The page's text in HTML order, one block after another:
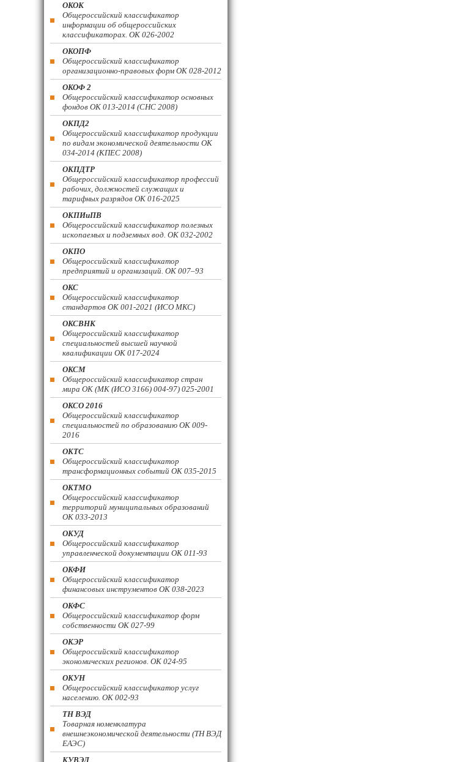
ОКОК
Общероссийский классификатор
информации об общероссийских
классификаторах. ОК 026-2002
ОКОПФ
Общероссийский классификатор
организационно-правовых форм ОК 028-2012
ОКОФ 2
Общероссийский классификатор основных
фондов ОК 013-2014 (СНС 2008)
ОКПД2
Общероссийский классификатор продукции
по видам экономической деятельности ОК
034-2014 (КПЕС 2008)
ОКПДТР
Общероссийский классификатор профессий
рабочих, должностей служащих и
тарифных разрядов ОК 016-2025
ОКПИиПВ
Общероссийский классификатор полезных
ископаемых и подземных вод. ОК 032-2002
ОКПО
Общероссийский классификатор
предприятий и организаций. ОК 007–93
ОКС
Общероссийский классификатор
стандартов ОК 001-2021 (ИСО МКС)
ОКСВНК
Общероссийский классификатор
специальностей высшей научной
квалификации ОК 017-2024
ОКСМ
Общероссийский классификатор стран
мира ОК (МК (ИСО 3166) 004-97) 025-2001
ОКСО 2016
Общероссийский классификатор
специальностей по образованию ОК 009-
2016
ОКТС
Общероссийский классификатор
трансформационных событий ОК 035-2015
ОКТМО
Общероссийский классификатор
территорий муниципальных образований
ОК 033-2013
ОКУД
Общероссийский классификатор
управленческой документации ОК 011-93
ОКФИ
Общероссийский классификатор
финансовых инструментов OK 038-2023
ОКФС
Общероссийский классификатор форм
собственности ОК 027-99
ОКЭР
Общероссийский классификатор
экономических регионов. ОК 024-95
ОКУН
Общероссийский классификатор услуг
населению. ОК 002-93
ТН ВЭД
Товарная номенклатура
внешнеэкономической деятельности (ТН ВЭД
ЕАЭС)
КУВЭД